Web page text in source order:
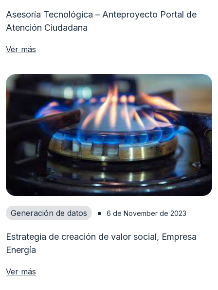
Asesoría Tecnológica – Anteproyecto Portal de
Atención Ciudadana
Ver más
Generación de datos 6 de November de 2023
Estrategia de creación de valor social, Empresa
Energía
Ver más